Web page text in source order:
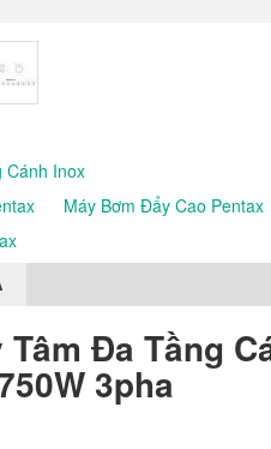
Cánh Inox
Máy Bơm Đẩy Cao Pentax
Đa Tầng
3pha